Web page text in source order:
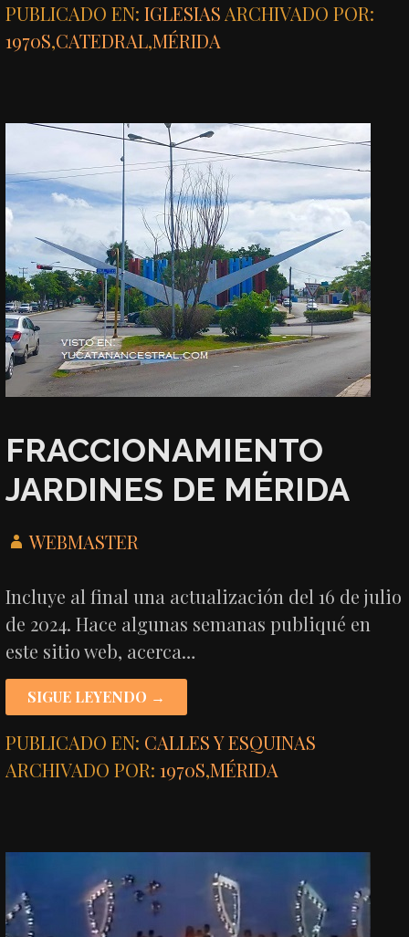
PUBLICADO EN:IGLESIAS ARCHIVADO POR:
1970S,CATEDRAL,MÉRIDA
FRACCIONAMIENTO
JARDINES DE MÉRIDA
WEBMASTER
Incluye al final una actualización del 16 de julio
de 2024. Hace algunas semanas publiqué en
este sitio web, acerca…
SIGUE LEYENDO →
PUBLICADO EN: CALLES Y ESQUINAS
ARCHIVADO POR:1970S,MÉRIDA